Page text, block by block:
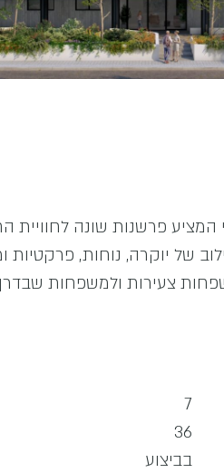
המציע פרשנות שונה לחוויית
של יוקרה, נוחות, פרקטיות
צעירות ולמשפחות
בביצוע